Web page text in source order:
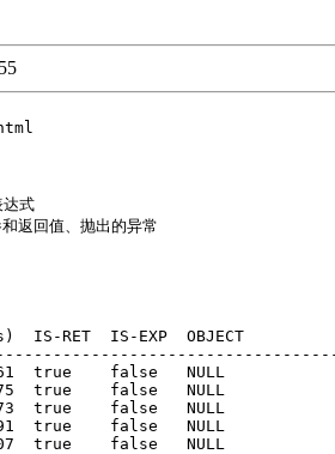
式
返回值、抛出的异常
IS-RET  IS-
0.624161  true
0.645375  true
0.584073  true
0.668891  true
true    false   NULL